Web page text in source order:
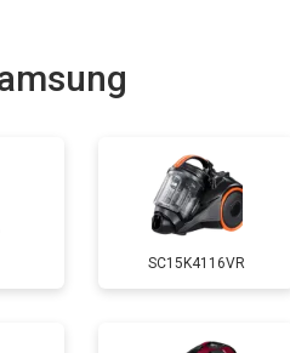
SC15K4116VR